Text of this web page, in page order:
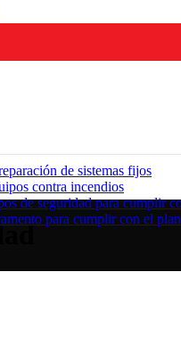
de sistemas fijos
contra incendios
de seguridad para cumplir
para cumplir con el